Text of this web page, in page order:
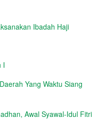
Ibadah Haji
I
Yang Waktu Siang
Awal Syawal-Idul Fitri